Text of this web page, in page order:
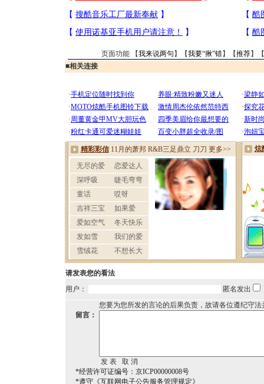
页面功能 【我来说两句 】【我要“揪”错】【推荐】
■相关连接
请发表您的看法
用户：
匿名发出
您要为您所发的言论的后果负责，故请各位遵纪守
留言：
*经营许可证编号：京ICP00000008号
*遵守《互联网电子公告服务管理规定》